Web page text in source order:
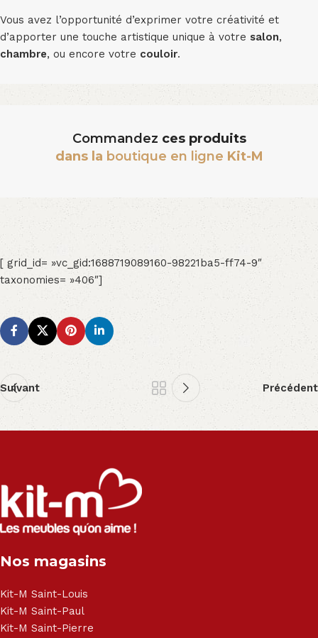
Vous avez l’opportunité d’exprimer votre créativité et
d’apporter une touche artistique unique à votre salon,
chambre, ou encore votre couloir.
Commandez ces produits
dans la boutique en ligne Kit-M
[ grid_id= »vc_gid:1688719089160-98221ba5-ff74-9″
taxonomies= »406″]
Suivant Précédent
Nos magasins
Kit-M Saint-Louis
Kit-M Saint-Paul
Kit-M Saint-Pierre